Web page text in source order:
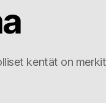
kentät on